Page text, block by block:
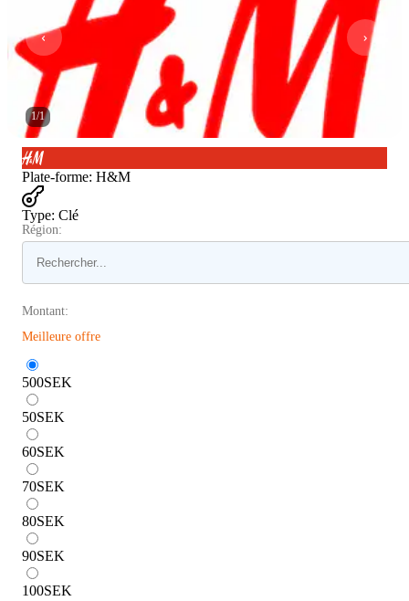
1/1
Plate-forme: H&M
Type: Clé
Région:
Montant:
Meilleure offre
500SEK
50SEK
60SEK
70SEK
80SEK
90SEK
100SEK